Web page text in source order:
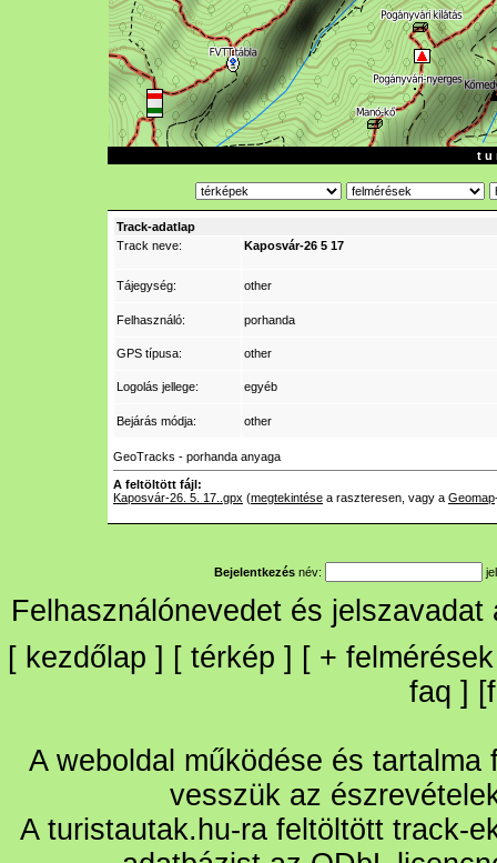
t u
Track-adatlap
Track neve:
Kaposvár-26 5 17
Tájegység: other
Felhasználó: porhanda
GPS típusa: other
Logolás jellege: egyéb
Bejárás módja: other
GeoTracks - porhanda anyaga
A feltöltött fájl:
Kaposvár-26. 5. 17..gpx (megtekintése a raszteresen, vagy a Geomap
Bejelentkezés név:
Felhasználónevedet és
[ kezdőlap ] [ térkép ] [ + felmérések
faq ] [
A weboldal működése és
vesszük az
A turistautak.hu-ra feltöltött track-